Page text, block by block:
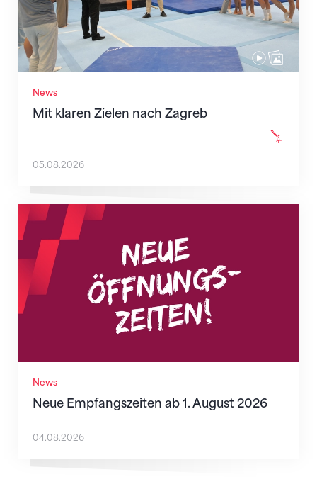
News
Mit klaren Zielen nach Zagreb
05.08.2026
News
Neue Empfangszeiten ab 1. August 2026
Neue Empfangszeiten ab 1. August 2026
04.08.2026